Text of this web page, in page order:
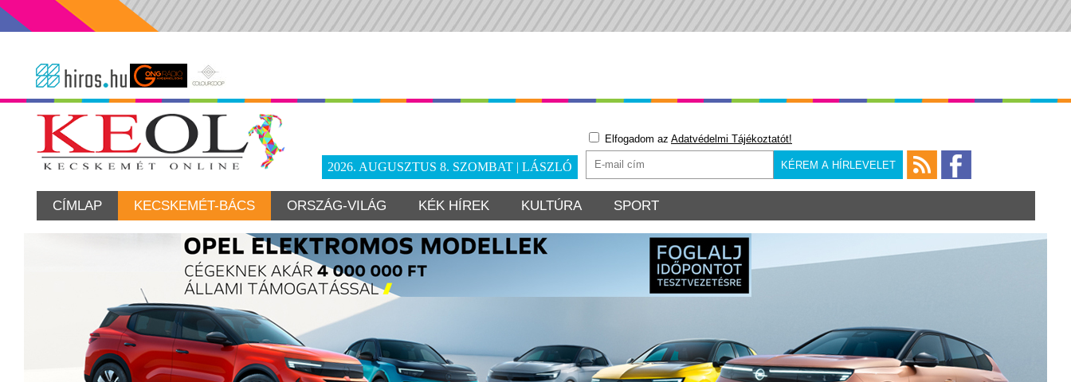
2026. AUGUSZTUS 8. SZOMBAT | LÁSZLÓ
Elfogadom az Adatvédelmi Tájékoztatót!
CÍMLAP KECSKEMÉT-BÁCS ORSZÁG-VILÁG KÉK HÍREK KULTÚRA SPORT